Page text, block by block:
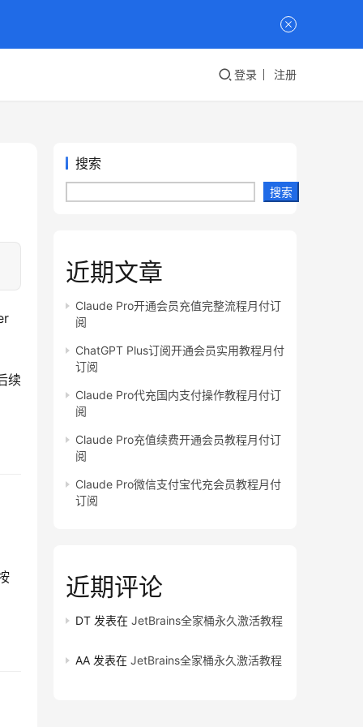
登录 注册
续
搜索
搜索
近期文章
Claude Pro开通会员充值完整流程月付订
阅
ChatGPT Plus订阅开通会员实用教程月付
订阅
Claude Pro代充国内支付操作教程月付订
阅
Claude Pro充值续费开通会员教程月付订
阅
Claude Pro微信支付宝代充会员教程月付
订阅
近期评论
DT 发表在 JetBrains全家桶永久激活教程
AA 发表在 JetBrains全家桶永久激活教程